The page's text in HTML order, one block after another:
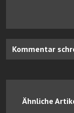
Kommentar
Ähnliche